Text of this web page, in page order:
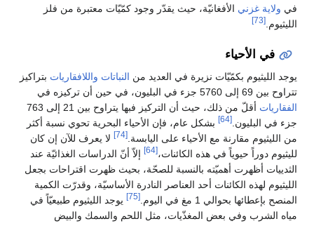
في ولاية غزني الأفغانيّة، حيث يقدّر وجود كمّيّات معتبرة من فلز
الليثيوم.[73]
في الأحياء
يوجد الليثيوم بكمّيّات نزيرة في العديد من النباتات واللافقاريات بتراكيز
تتراوح بين 69 إلى 5760 جزء في البليون، في حين أن تركيزه في
الفقاريات
أقلّ من ذلك، حيث أن التركيز فبها يتراوح بين 21 إلى 763
جزء في البليون. [64]
بشكل عام، فإن الأحياء البحرية تحوي نسبة أكثر
من الليثيوم مقارنة مع الأحياء على اليابسة. [74]
لا يعرف للآن إن كان
لليثيوم دوراً حيوياً في هذه الكائنات،[64]
إلاّ أنّ الدراسات الغذائيّة عند
الثدييات أظهرت أهميّته بالنسبة للصحّة، بحيث ظهرت اقتراحات بجعل
الليثيوم لهذه الكائنات أحد العناصر النادرة الأساسيّة، وقدرّت الكمية
المنصح بإعطائها بحوالي 1 مغ في اليوم.
[75]
يوجد الليثيوم طبيعيّاً في
مياه الشرب وفي بعض المغذّيات، مثل اللحم والسمك والبيض